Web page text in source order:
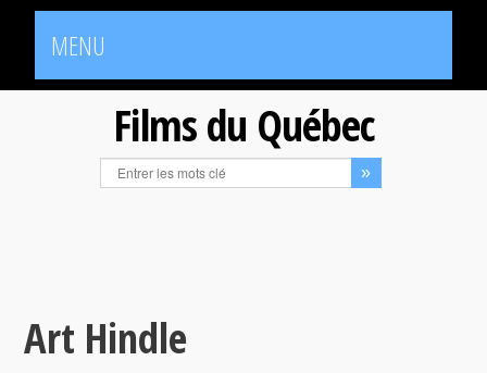
MENU
Films du Québec
Art Hindle